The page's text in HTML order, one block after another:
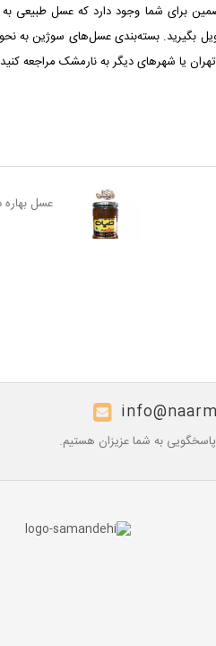
برای شما وجود دارد که عسل
حداکثر ظرف چهار روز تحویل بگیرید.
یا شهرهای دیگر به نارمشک مراجعه
عسل بهاره